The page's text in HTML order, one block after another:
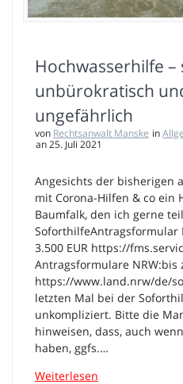
Hochwasserhilfe –
unbürokratisch
ungefährlich
von Rechtsanwalt Manske in
an 25. Juli 2021
Angesichts der bisherigen
mit Corona-Hilfen & co ein
Baumfalk, den ich gerne
SoforthilfeAntragsformular
3.500 EUR https://
Antragsformulare NRW:bis
https://www.land.nrw/de/
letzten Mal bei der
unkompliziert. Bitte die
hinweisen, dass, auch
haben, ggfs.…
Weiterlesen